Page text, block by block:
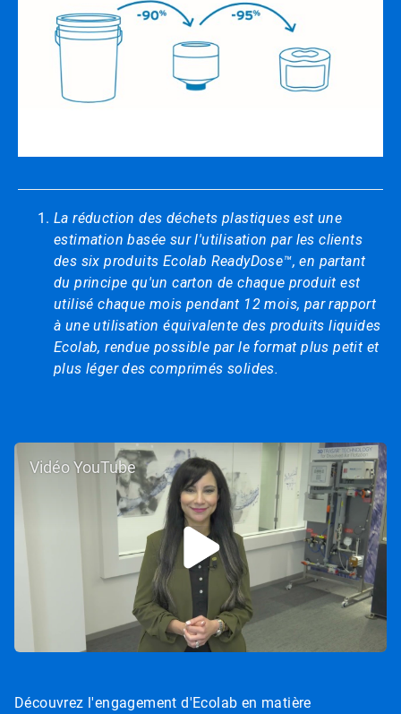
La réduction des déchets plastiques est une
estimation basée sur l'utilisation par les clients
des six produits Ecolab ReadyDose™, en partant
du principe qu'un carton de chaque produit est
utilisé chaque mois pendant 12 mois, par rapport
à une utilisation équivalente des produits liquides
Ecolab, rendue possible par le format plus petit et
plus léger des comprimés solides.
Vidéo YouTube
Découvrez l'engagement d'Ecolab en matière